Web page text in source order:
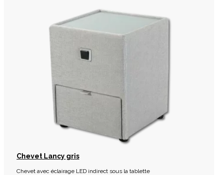
Chevet Lancy gris
Chevet avec éclairage LED indirect sous la tablette